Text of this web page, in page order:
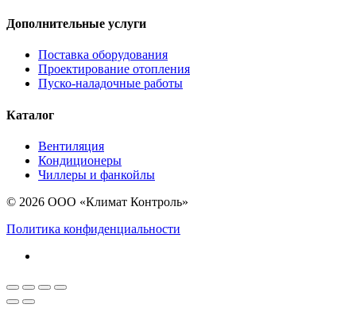
Дополнительные услуги
Поставка оборудования
Проектирование отопления
Пуско-наладочные работы
Каталог
Вентиляция
Кондиционеры
Чиллеры и фанкойлы
© 2026 ООО «Климат Контроль»
Политика конфиденциальности